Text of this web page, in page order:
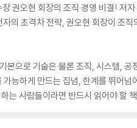
권오현 회장의 조직 경영 비결! 저
의 초격차 전략, 권오현 회장이 조
본으로 기술은 물론 조직, 시스템,
능하게 만드는 집념, 한계를 뛰어넘
는 사람들이라면 반드시 읽어야 할